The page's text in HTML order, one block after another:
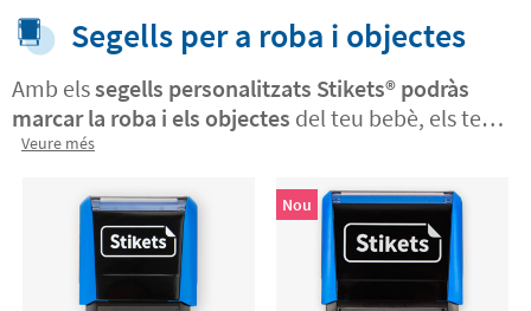
Segells per a roba i objectes
Amb elssegells personalitzats Stikets®️ podràs
marcar la roba i els objectes del teu bebè, els teus
nens i de tota la família. Cada tampó es
vulguis¡En tens un munt per escollir! Amb el
marcador Stikets®️ podràs identificar tot el que
necessites per a la guarderia i l'escola de la
manera més fàcil i ràpida.
Veure més
Nou